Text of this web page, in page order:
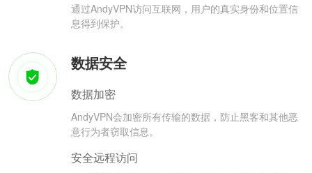
通过AndyVPN访问互联网，用户的真实身份和位置信
息得到保护。
数据安全
数据加密
AndyVPN会加密所有传输的数据，防止黑客和其他恶
意行为者窃取信息。
安全远程访问